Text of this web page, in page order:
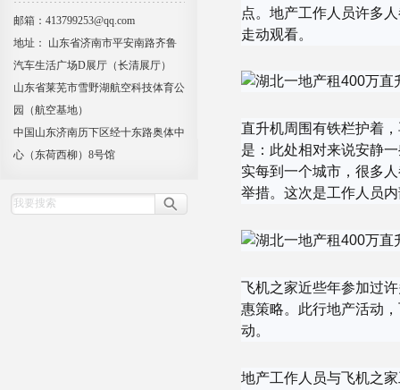
邮箱：413799253@qq.com
地址： 山东省济南市平安南路齐鲁
汽车生活广场D展厅（长清展厅）
山东省莱芜市雪野湖航空科技体育公
园（航空基地）
中国山东济南历下区经十东路奥体中
心（东荷西柳）8号馆
点。地产工作人员许多
走动观看。
直升机周围有铁栏护着
是：此处相对来说安静
实每到一个城市，很多
举措。这次是工作人员
飞机之家近些年参加过
惠策略。此行地产活动
动。
地产工作人员与飞机之